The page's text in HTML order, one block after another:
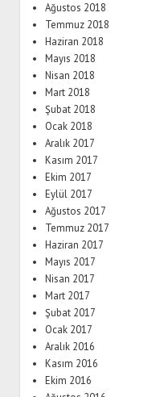
Ağustos 2018
Temmuz 2018
Haziran 2018
Mayıs 2018
Nisan 2018
Mart 2018
Şubat 2018
Ocak 2018
Aralık 2017
Kasım 2017
Ekim 2017
Eylül 2017
Ağustos 2017
Temmuz 2017
Haziran 2017
Mayıs 2017
Nisan 2017
Mart 2017
Şubat 2017
Ocak 2017
Aralık 2016
Kasım 2016
Ekim 2016